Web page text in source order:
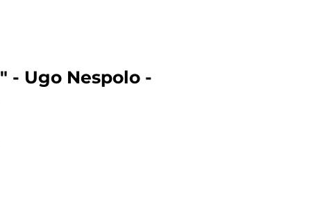
- Ugo Nespolo -